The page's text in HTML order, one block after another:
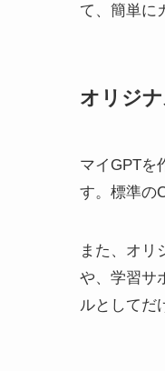
て、簡単に
オリジ
マイGPTを
す。標準の
また、オリ
や、学習サ
ルとしてだ